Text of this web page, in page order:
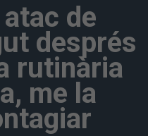
de
després
rutinària
me la
Si premeu
informat i accepta
També podeu
fent clic a “Més